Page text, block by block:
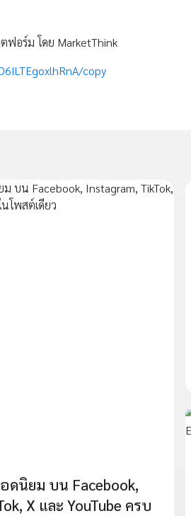
ฟอร์ม โดย MarketThink
copy
ดนิยม บน Facebook,
X และ YouTube ครบ